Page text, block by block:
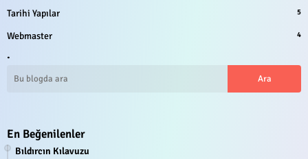
Tarihi Yapılar 5
Webmaster 4
.
En Beğenilenler
Bıldırcın Kılavuzu